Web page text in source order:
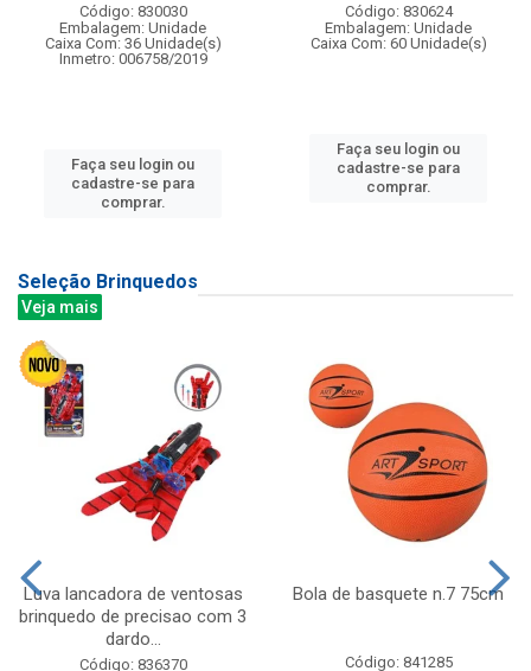
Código: 830030
Embalagem: Unidade
Caixa Com: 36 Unidade(s)
Inmetro: 006758/2019
Faça seu login ou
cadastre-se para
comprar.
Código: 830624
Embalagem: Unidade
Caixa Com: 60 Unidade(s)
Faça seu login ou
cadastre-se para
comprar.
Seleção Brinquedos
Veja mais
Luva lancadora de ventosas
brinquedo de precisao com 3
dardo...
Código: 836370
Bola de basquete n.7 75cm
Código: 841285